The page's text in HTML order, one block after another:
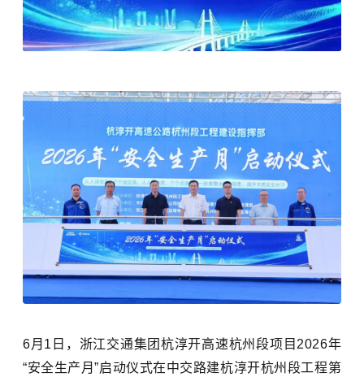
6月1日， 浙江交通集团杭淳开高速杭州段项目 2026年
“安全生产月”启动仪式在中交路建杭淳开杭州段工程第